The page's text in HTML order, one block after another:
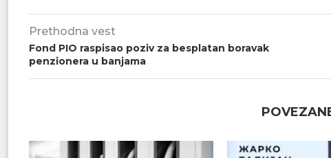
Prethodna vest
Fond PIO raspisao poziv za besplatan boravak
penzionera u banjama